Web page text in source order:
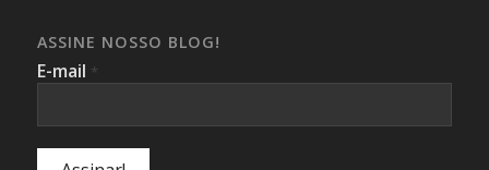
ASSINE NOSSO BLOG!
E-mail *